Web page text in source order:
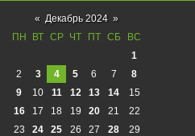
« Декабрь 2024 »
ПН
ВТ СР ЧТ ПТ СБ
ВС
1
2
3 4 5 6 7
8
9
10 11 12 13 14
15
16
17 18 19 20 21
22
23
24 25 26 27 28
29